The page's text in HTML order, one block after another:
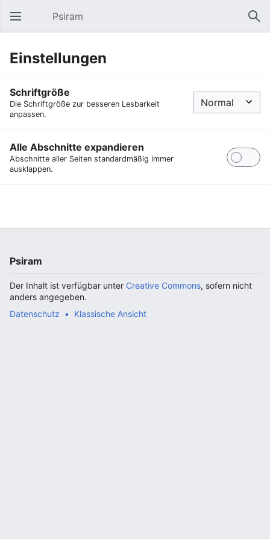
Hauptmenü öffnen Psiram
Einstellungen
Schriftgröße
Die Schriftgröße zur besseren Lesbarkeit
anpassen.
Alle Abschnitte expandieren
Abschnitte aller Seiten standardmäßig immer
ausklappen.
Psiram
Der Inhalt ist verfügbar unter Creative Commons, sofern nicht
anders angegeben.
Datenschutz
Klassische Ansicht